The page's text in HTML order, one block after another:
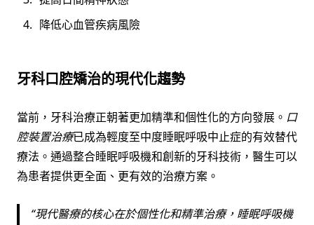
降低心血管疾病風險
牙科口腔矯治的現代化趨勢
當前，牙科治療正朝著更加精準和個性化的方向發展。 口
腔裝置治療已成為輕度至中度睡眠呼吸中止症的有效替代
療法。通過整合睡眠呼吸機和創新的牙科技術，醫生可以
為患者提供更全面、更有效的治療方案。
現代醫療的核心在於個性化和精準治療，睡眠呼吸機